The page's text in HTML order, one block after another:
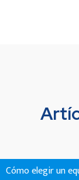
Cómo elegir un